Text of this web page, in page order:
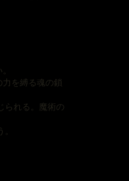
を縛る魂の鎖
られる。魔術の